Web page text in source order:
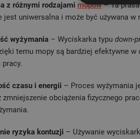
z różnymi rodzajami mopów– Ta
jest uniwersalna i może być używana
wyżymania – Wyciskarka typu down-
temu mopy są bardziej efektywne
czasu i energii – Proces wyżymania
zmniejszenie obciążenia fizycznego
ryzyka kontuzji – Używanie